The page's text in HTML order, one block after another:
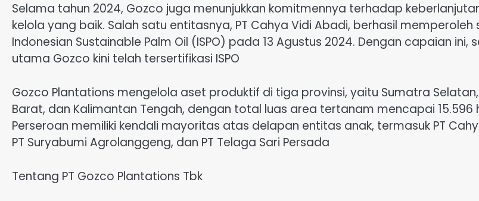
Selama tahun 2024, Gozco juga menunjukkan komitmennya terhadap
kelola yang baik. Salah satu entitasnya, PT Cahya Vidi Abadi, berhasil memperoleh
Indonesian Sustainable Palm Oil (ISPO) pada 13 Agustus 2024. Dengan capaian ini,
utama Gozco kini telah tersertifikasi ISPO
Gozco Plantations mengelola aset produktif di tiga provinsi, yaitu Sumatra
Barat, dan Kalimantan Tengah, dengan total luas area tertanam mencapai 15.596
Perseroan memiliki kendali mayoritas atas delapan entitas anak, termasuk PT
PT Suryabumi Agrolanggeng, dan PT Telaga Sari Persada
Tentang PT Gozco Plantations Tbk